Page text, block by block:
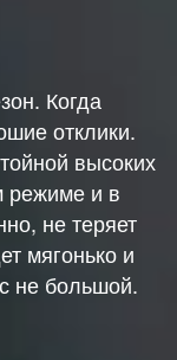
Когда
отклики.
высоких
режиме и в
не теряет
мягонько и
не большой.